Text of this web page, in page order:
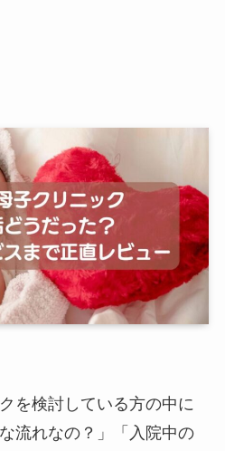
を検討している方の中に
流れなの？」「入院中の